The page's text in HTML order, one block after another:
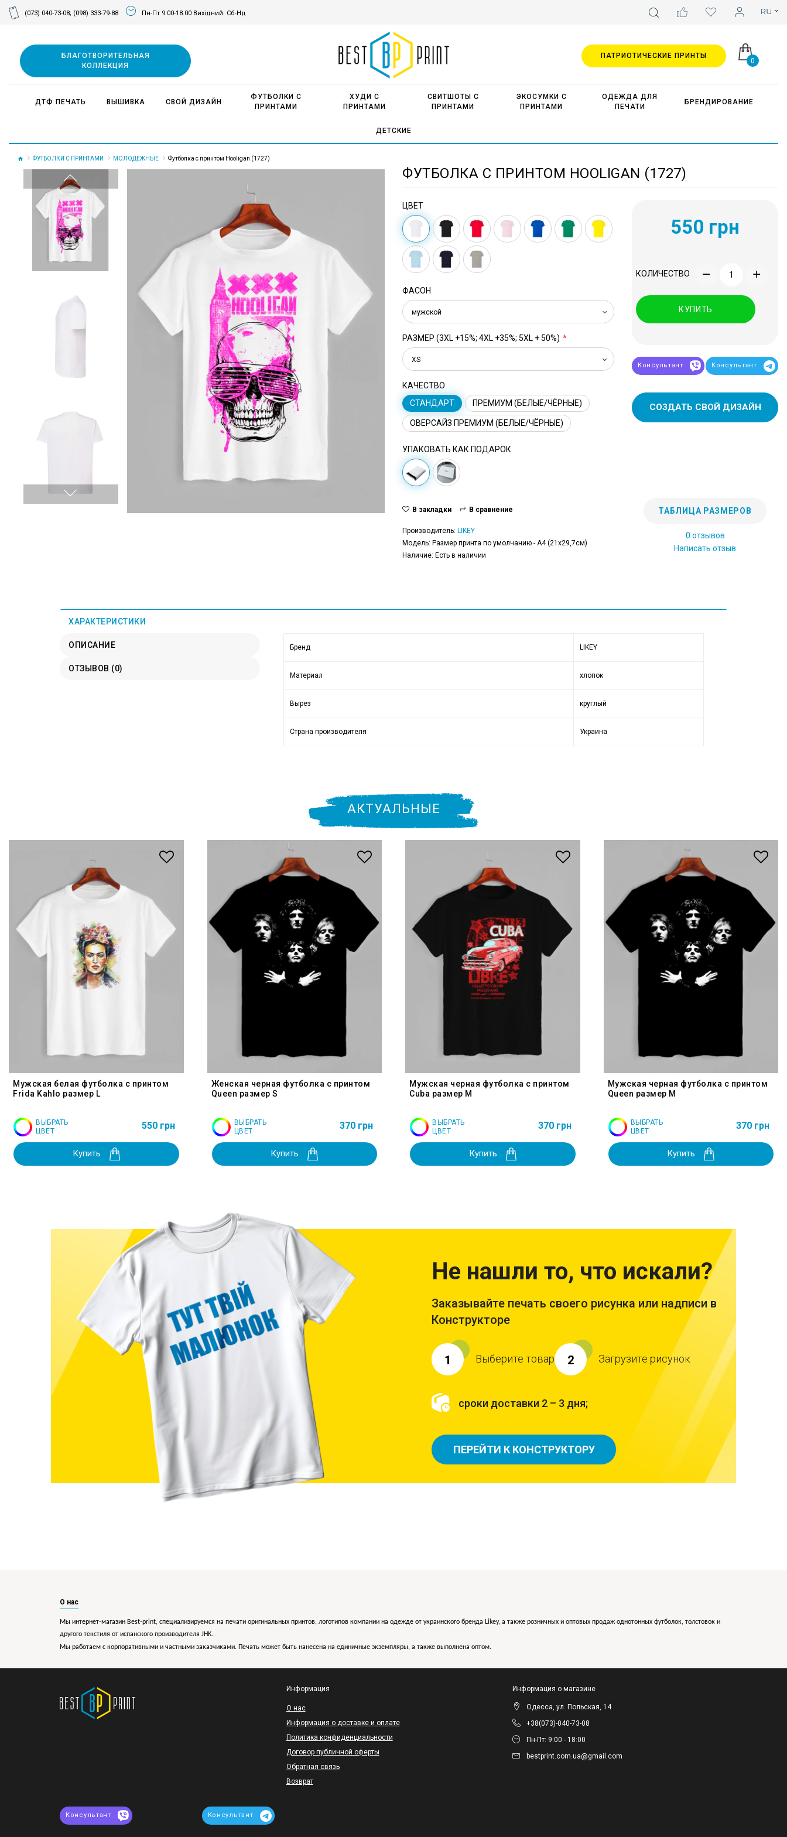
(073) 040-73-08; (098) 333-79-88 Пн-Пт 9.00-18.00 Вихідний: Сб-Нд
0
БЛАГОТВОРИТЕЛЬНАЯ
КОЛЛЕКЦИЯ
ДТФ ПЕЧАТЬ ВЫШИВКА СВОЙ ДИЗАЙН
ФУТБОЛКИ С
ПРИНТАМИ
ХУДИ С
ПРИНТАМИ
СВИТШОТЫ С
ПРИНТАМИ
ЭКОСУМКИ С
ПРИНТАМИ
ОДЕЖДА ДЛЯ
ПЕЧАТИ
БРЕНДИРОВАНИЕ
ДЕТСКИЕ
ПАТРИОТИЧЕСКИЕ ПРИНТЫ
ФУТБОЛКИ С ПРИНТАМИ МОЛОДЕЖНЫЕ Футболка с принтом Hooligan (1727)
ФУТБОЛКА С ПРИНТОМ HOOLIGAN (1727)
ЦВЕТ
ФАСОН
мужской
РАЗМЕР (3XL +15%; 4XL +35%; 5XL + 50%)
XS
КАЧЕСТВО
СТАНДАРТ
ПРЕМИУМ (БЕЛЫЕ/ЧЁРНЫЕ)
ОВЕРСАЙЗ ПРЕМИУМ (БЕЛЫЕ/ЧЁРНЫЕ)
УПАКОВАТЬ КАК ПОДАРОК
550 грн
КОЛИЧЕСТВО
КУПИТЬ
Консультант Консультант
СОЗДАТЬ СВОЙ ДИЗАЙН
В закладки В сравнение
Производитель: LIKEY
Модель: Размер принта по умолчанию - А4 (21x29,7см)
Наличие: Есть в наличии
ТАБЛИЦА РАЗМЕРОВ
0 отзывов
Написать отзыв
ХАРАКТЕРИСТИКИ
ОПИСАНИЕ
ОТЗЫВОВ (0)
Бренд LIKEY
Материал хлопок
Вырез круглый
Страна производителя Украина
АКТУАЛЬНЫЕ
Мужская белая футболка с принтом
Frida Kahlo размер L
ВЫБРАТЬ
ЦВЕТ
550 грн
Купить
Женская черная футболка с принтом
Queen размер S
ВЫБРАТЬ
ЦВЕТ
370 грн
Купить
Мужская черная футболка с принтом
Cuba размер M
ВЫБРАТЬ
ЦВЕТ
370 грн
Купить
Мужская черная футболка с принтом
Queen размер M
ВЫБРАТЬ
ЦВЕТ
370 грн
Купить
Не нашли то, что искали?
Заказывайте печать своего рисунка или надписи в
Конструкторе
1 Выберите товар 2 Загрузите рисунок
сроки доставки 2 – 3 дня;
ПЕРЕЙТИ К КОНСТРУКТОРУ
О нас
Мы интернет-магазин Best-print, специализируемся на печати оригинальных принтов, логотипов компании на одежде от украинского бренда Likey, а также розничных и оптовых продаж однотонных футболок, толстовок и
другого текстиля от испанского производителя JHK.
Мы работаем с корпоративными и частными заказчиками. Печать может быть нанесена на единичные экземпляры, а также выполнена оптом.
Информация
O нас
Информация о доставке и оплате
Политика конфиденциальности
Договор публичной оферты
Обратная связь
Возврат
Информация о магазине
Одесса, ул. Польская, 14
+38(073)-040-73-08
Пн-Пт: 9:00 - 18:00
bestprint.com.ua@gmail.com
Консультант Консультант